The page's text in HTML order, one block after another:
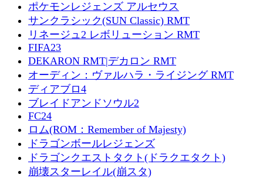
ポケモンレジェンズ アルセウス
サンクラシック(SUN Classic) RMT
リネージュ2 レボリューション RMT
FIFA23
DEKARON RMT|デカロン RMT
オーディン：ヴァルハラ・ライジング RMT
ディアブロ4
ブレイドアンドソウル2
FC24
ロム(ROM：Remember of Majesty)
ドラゴンボールレジェンズ
ドラゴンクエストタクト(ドラクエタクト)
崩壊スターレイル(崩スタ)